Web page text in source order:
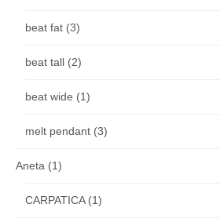
beat fat (3)
beat tall (2)
beat wide (1)
melt pendant (3)
Aneta (1)
CARPATICA(1)